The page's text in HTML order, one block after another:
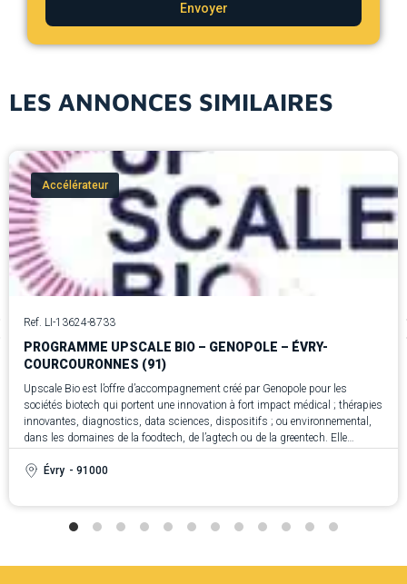
Envoyer
LES ANNONCES SIMILAIRES
Accélérateur
Ref. LI-13624-8733
PROGRAMME UPSCALE BIO – GENOPOLE – ÉVRY-
COURCOURONNES (91)
Upscale Bio est l’offre d’accompagnement créé par Genopole pour les
sociétés biotech qui portent une innovation à fort impact médical ; thérapies
innovantes, diagnostics, data sciences, dispositifs ; ou environnemental,
dans les domaines de la foodtech, de l’agtech ou de la greentech. Elle
soient déjà installées à Genopole ou non, et ayant atteint le stade du post-
L’objectif d’Upscale Bio est clair : sécuriser la montée en échelle et accélérer
l’accès au marché. Genopole met à disposition un écosystème unique en
science et la technologie pour dérisquer les choix et construire une bio-
Évry - 91000